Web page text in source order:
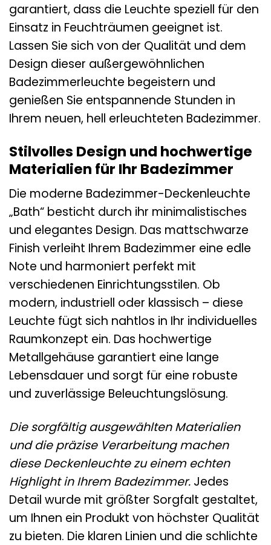
garantiert, dass die Leuchte speziell für den
Einsatz in Feuchträumen geeignet ist.
Lassen Sie sich von der Qualität und dem
Design dieser außergewöhnlichen
Badezimmerleuchte begeistern und
genießen Sie entspannende Stunden in
Ihrem neuen, hell erleuchteten Badezimmer.
Stilvolles Design und hochwertige
Materialien für Ihr Badezimmer
Die moderne Badezimmer-Deckenleuchte
„Bath“ besticht durch ihr minimalistisches
und elegantes Design. Das mattschwarze
Finish verleiht Ihrem Badezimmer eine edle
Note und harmoniert perfekt mit
verschiedenen Einrichtungsstilen. Ob
modern, industriell oder klassisch – diese
Leuchte fügt sich nahtlos in Ihr individuelles
Raumkonzept ein. Das hochwertige
Metallgehäuse garantiert eine lange
Lebensdauer und sorgt für eine robuste
und zuverlässige Beleuchtungslösung.
Die sorgfältig ausgewählten Materialien
und die präzise Verarbeitung machen
diese Deckenleuchte zu einem echten
Highlight in Ihrem Badezimmer. Jedes
Detail wurde mit größter Sorgfalt gestaltet,
um Ihnen ein Produkt von höchster Qualität
zu bieten. Die klaren Linien und die schlichte